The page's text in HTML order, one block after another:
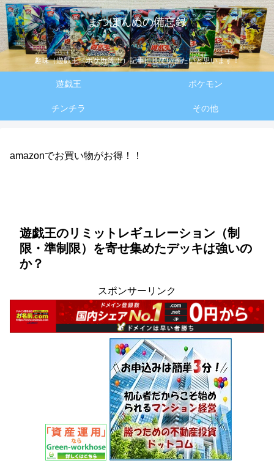
まつぽんぬの備忘録
趣味（遊戯王・ポケカ等！）記事にしていきたいと思います！
遊戯王 ポケモン
チンチラ その他
amazonでお買い物がお得！！
遊戯王のリミットレギュレーション（制
限・準制限）を寄せ集めたデッキは強いの
か？
スポンサーリンク